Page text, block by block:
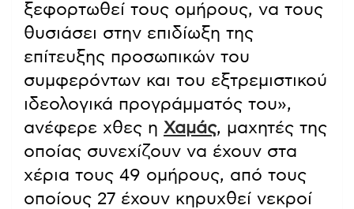
ξεφορτωθεί τους ομήρους, να τους
θυσιάσει στην επιδίωξη της
επίτευξης προσωπικών του
συμφερόντων και του εξτρεμιστικού
ιδεολογικά προγράμματός του»,
ανέφερε χθες η Χαμάς, μαχητές της
οποίας συνεχίζουν να έχουν στα
χέρια τους 49 ομήρους, από τους
οποίους 27 έχουν κηρυχθεί νεκροί